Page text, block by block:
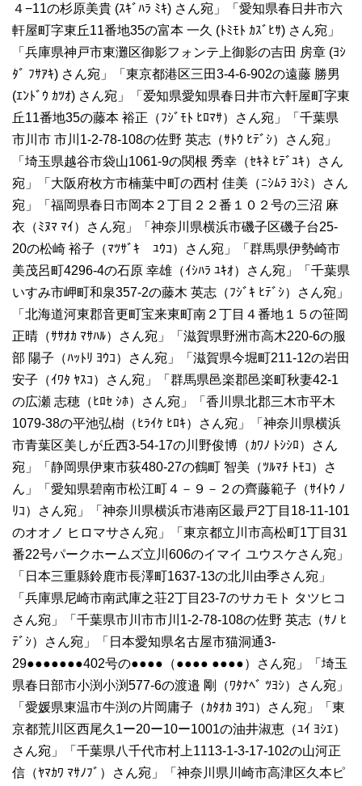
４−11の杉原美貴 (ｽｷﾞﾊﾗ ﾐｷ) さん宛」「愛知県春日井市六
軒屋町字東丘11番地35の富本 一久 (ﾄﾐﾓﾄ ｶｽﾞﾋｻ) さん宛」
「兵庫県神戸市東灘区御影フォンテ上御影の吉田 房章 (ﾖｼ
ﾀﾞ ﾌｻｱｷ) さん宛」「東京都港区三田3-4-6-902の遠藤 勝男
(ｴﾝﾄﾞｳ ｶﾂｵ) さん宛」「爱知県愛知県春日井市六軒屋町字東
丘11番地35の藤本 裕正（ﾌｼﾞﾓﾄ ﾋﾛﾏｻ）さん宛」「千葉県
市川市 市川1-2-78-108の佐野 英志（ｻﾄｳ ﾋﾃﾞｼ）さん宛」
「埼玉県越谷市袋山1061-9の関根 秀幸（ｾｷﾈ ﾋﾃﾞﾕｷ）さん
宛」「大阪府枚方市楠葉中町の西村 佳美（ﾆｼﾑﾗ ﾖｼﾐ）さん
宛」「福岡県春日市岡本２丁目２２番１０２号の三沼 麻
衣（ﾐﾇﾏ ﾏｲ）さん宛」「神奈川県横浜市磯子区磯子台25-
20の松崎 裕子（ﾏﾂｻﾞｷ ﾕｳｺ）さん宛」「群馬県伊勢崎市
美茂呂町4296-4の石原 幸雄（ｲｼﾊﾗ ﾕｷｵ）さん宛」「千葉県
いすみ市岬町和泉357-2の藤木 英志（ﾌｼﾞｷ ﾋﾃﾞｼ）さん宛」
「北海道河東郡音更町宝来東町南２丁目４番地１５の笹岡
正晴（ｻｻｵｶ ﾏｻﾊﾙ）さん宛」「滋賀県野洲市高木220-6の服
部 陽子（ﾊｯﾄﾘ ﾖｳｺ）さん宛」「滋賀県今堀町211-12の岩田
安子（ｲﾜﾀ ﾔｽｺ）さん宛」「群馬県邑楽郡邑楽町秋妻42-1
の広瀬 志穂（ﾋﾛｾ ｼﾎ）さん宛」「香川県北郡三木市平木
1079-38の平池弘樹（ﾋﾗｲｹ ﾋﾛｷ）さん宛」「神奈川県横浜
市青葉区美しが丘西3-54-17の川野俊博（ｶﾜﾉ ﾄｼｼﾛ）さん
宛」「静岡県伊東市荻480-27の鶴町 智美（ﾂﾙﾏﾁ ﾄﾓｺ）さ
ん」「愛知県碧南市松江町４－９－２の齊藤範子（ｻｲﾄｳ ﾉ
ﾘｺ）さん宛」「神奈川県横浜市港南区最戸2丁目18-11-101
のオオノ ヒロマサさん宛」「東京都立川市高松町1丁目31
番22号パークホームズ立川606のイマイ ユウスケさん宛」
「日本三重縣鈴鹿市長澤町1637-13の北川由季さん宛」
「兵庫県尼崎市南武庫之荘2丁目23-7のサカモト タツヒコ
さん宛」「千葉県市川市市川1-2-78-108の佐野 英志（ｻﾉ ﾋ
ﾃﾞｼ）さん宛」「日本愛知県名古屋市猫洞通3-
29●●●●●●●402号の●●●●（●●●● ●●●●）さん宛」「埼玉
県春日部市小渕小渕577-6の渡邉 剛（ﾜﾀﾅﾍﾞ ﾂﾖｼ）さん宛」
「愛媛県東温市牛渕の片岡庸子（ｶﾀｵｶ ﾖｳｺ）さん宛」「東
京都荒川区西尾久1ー20ー10ー1001の油井淑恵（ﾕｲ ﾖｼｴ）
さん宛」「千葉県八千代市村上1113-1-3-17-102の山河正
信（ﾔﾏｶﾜ ﾏｻﾉﾌﾞ）さん宛」「神奈川県川崎市高津区久本ピ